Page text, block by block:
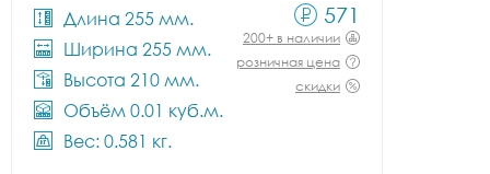
Длина 255 мм.
Ширина 255 мм.
Высота 210 мм.
Объём 0.01 куб.м.
Вес: 0.581 кг.
571
200+ в наличии
розничная цена
скидки